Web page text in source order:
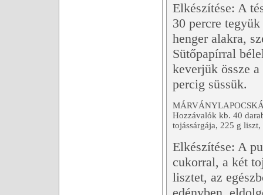
Elkészítése: A
30 percre
henger alakra,
Sütőpapírral
keverjük össze
percig süssük.
Hozzávalók kb. 40
tojássárgája, 225 g
Elkészítése: A
cukorral, a két
lisztet, az